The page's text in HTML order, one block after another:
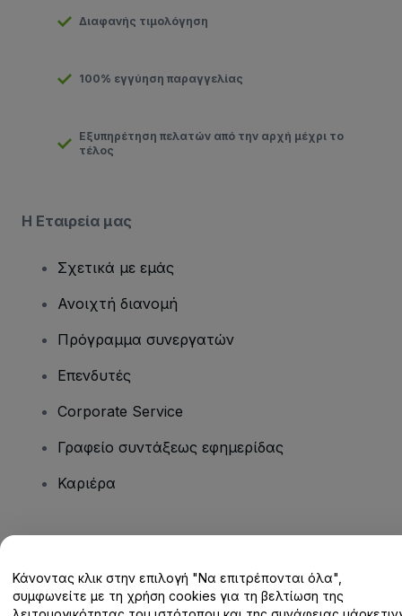
Διαφανής τιμολόγηση
100% εγγύηση παραγγελίας
Εξυπηρέτηση πελατών από την αρχή μέχρι το
τέλος
Η Εταιρεία μας
Σχετικά με εμάς
Ανοιχτή διανομή
Πρόγραμμα συνεργατών
Επενδυτές
Corporate Service
Γραφείο συντάξεως εφημερίδας
Καριέρα
Κέντρο βοήθειας / Επικοινωνήστε μαζί μας
Κάνοντας κλικ στην επιλογή "Να επιτρέπονται όλα",
συμφωνείτε με τη χρήση cookies για τη βελτίωση της